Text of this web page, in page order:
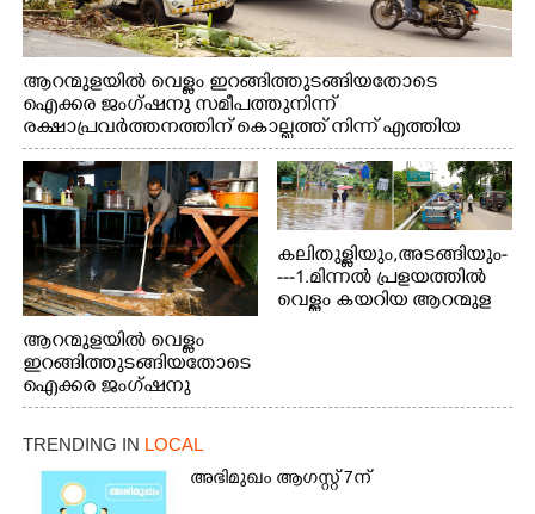
ആറന്മുളയിൽ വെള്ളം ഇറങ്ങിത്തുടങ്ങിയതോടെ
ഐക്കര ജംഗ്ഷനു സമീപത്തുനിന്ന്
രക്ഷാപ്രവർത്തനത്തിന് കൊല്ലത്ത് നിന്ന് എത്തിയ
ബോട്ടുകൾ തിരികെക്കൊണ്ടുപോകുന്നു.
ആറന്മുളയിൽ വെള്ളം
ഇറങ്ങിത്തുടങ്ങിയതോടെ
ഐക്കര ജംഗ്ഷനു
സമീപം ആറന്മുള
കിടങ്ങന്നൂർ റോഡിന്
സമീപം പ്രവർത്തിക്കു
ആറന്മുള തട്ടുകട കഴുകി
വൃത്തിയാക്കുന്നു.
കലിതുള്ളിയും,അടങ്ങിയും-
---1.മിന്നൽ പ്രളയത്തിൽ
വെള്ളം കയറിയ ആറന്മുള
ഇറങ്ങിപ്പോൾ
ത്തിന് ഓച്ചിറ അഴിക്കലിൽ
TRENDING IN LOCAL
അഭിമുഖം ആഗസ്റ്റ് 7ന്